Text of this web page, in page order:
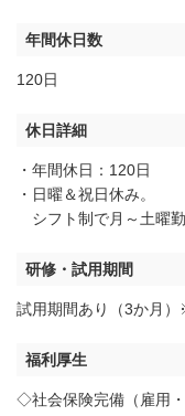
年間休日数
120日
休日詳細
・年間休日：120日
・日曜＆祝日休み。
シフト制で月～土曜勤
研修・試用期間
試用期間あり（3か月
福利厚生
◇社会保険完備（雇用・